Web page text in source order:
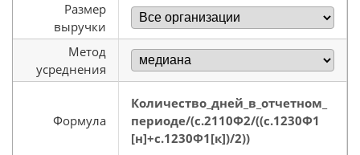
Размер
выручки
Метод
усреднения
Формула
Количество_дней_в_отчетном_
периоде/(с.2110Ф2/((с.1230Ф1
[н]+с.1230Ф1[к])/2))